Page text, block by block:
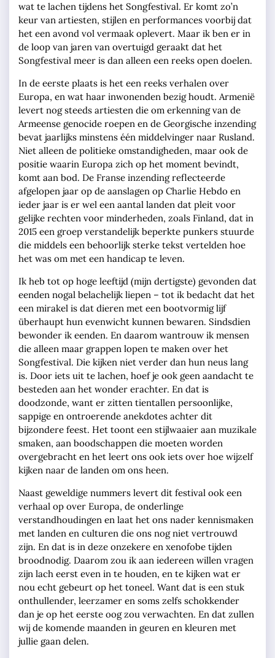
wat te lachen tijdens het Songfestival. Er komt zo’n
keur van artiesten, stijlen en performances voorbij dat
het een avond vol vermaak oplevert. Maar ik ben er in
de loop van jaren van overtuigd geraakt dat het
Songfestival meer is dan alleen een reeks open doelen.
In de eerste plaats is het een reeks verhalen over
Europa, en wat haar inwonenden bezig houdt. Armenië
levert nog steeds artiesten die om erkenning van de
Armeense genocide roepen en de Georgische inzending
bevat jaarlijks minstens één middelvinger naar Rusland.
Niet alleen de politieke omstandigheden, maar ook de
positie waarin Europa zich op het moment bevindt,
komt aan bod. De Franse inzending reflecteerde
afgelopen jaar op de aanslagen op Charlie Hebdo en
ieder jaar is er wel een aantal landen dat pleit voor
gelijke rechten voor minderheden, zoals Finland, dat in
2015 een groep verstandelijk beperkte punkers stuurde
die middels een behoorlijk sterke tekst vertelden hoe
het was om met een handicap te leven.
Ik heb tot op hoge leeftijd (mijn dertigste) gevonden dat
eenden nogal belachelijk liepen – tot ik bedacht dat het
een mirakel is dat dieren met een bootvormig lijf
überhaupt hun evenwicht kunnen bewaren. Sindsdien
bewonder ik eenden. En daarom wantrouw ik mensen
die alleen maar grappen lopen te maken over het
Songfestival. Die kijken niet verder dan hun neus lang
is. Door iets uit te lachen, hoef je ook geen aandacht te
besteden aan het wonder erachter. En dat is
doodzonde, want er zitten tientallen persoonlijke,
sappige en ontroerende anekdotes achter dit
bijzondere feest. Het toont een stijlwaaier aan muzikale
smaken, aan boodschappen die moeten worden
overgebracht en het leert ons ook iets over hoe wijzelf
kijken naar de landen om ons heen.
Naast geweldige nummers levert dit festival ook een
verhaal op over Europa, de onderlinge
verstandhoudingen en laat het ons nader kennismaken
met landen en culturen die ons nog niet vertrouwd
zijn. En dat is in deze onzekere en xenofobe tijden
broodnodig. Daarom zou ik aan iedereen willen vragen
zijn lach eerst even in te houden, en te kijken wat er
nou echt gebeurt op het toneel. Want dat is een stuk
onthullender, leerzamer en soms zelfs schokkender
dan je op het eerste oog zou verwachten. En dat zullen
wij de komende maanden in geuren en kleuren met
jullie gaan delen.